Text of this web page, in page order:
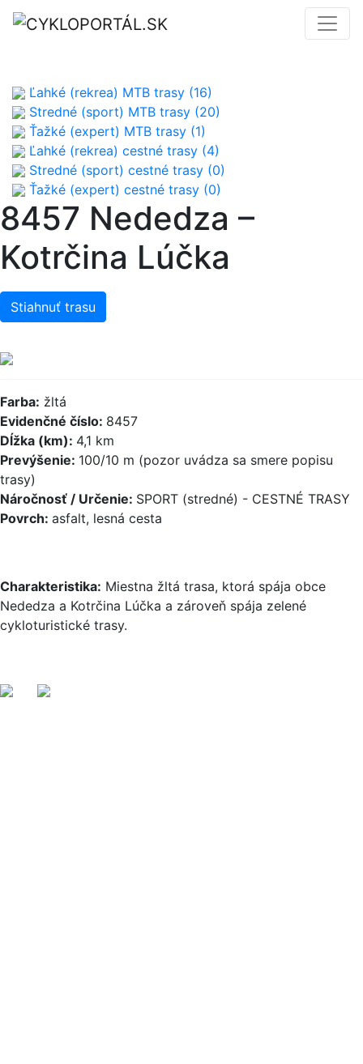
Ľahké (rekrea) MTB trasy (16)
Stredné (sport) MTB trasy (20)
Ťažké (expert) MTB trasy (1)
Ľahké (rekrea) cestné trasy (4)
Stredné (sport) cestné trasy (0)
Ťažké (expert) cestné trasy (0)
8457 Nededza –
Kotrčina Lúčka
Stiahnuť trasu
Farba: žltá
Evidenčné číslo: 8457
Dĺžka (km): 4,1 km
Prevýšenie: 100/10 m (pozor uvádza sa smere popisu
trasy)
Náročnosť / Určenie: SPORT (stredné) - CESTNÉ TRASY
Povrch: asfalt, lesná cesta
Charakteristika: Miestna žltá trasa, ktorá spája obce
Nededza a Kotrčina Lúčka a zároveň spája zelené
cykloturistické trasy.